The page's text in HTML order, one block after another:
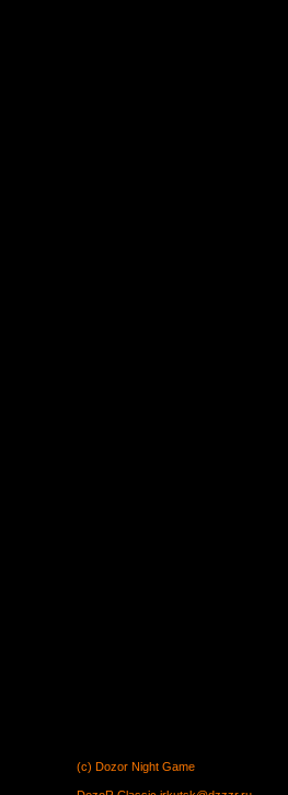
(c) Dozor Night Game